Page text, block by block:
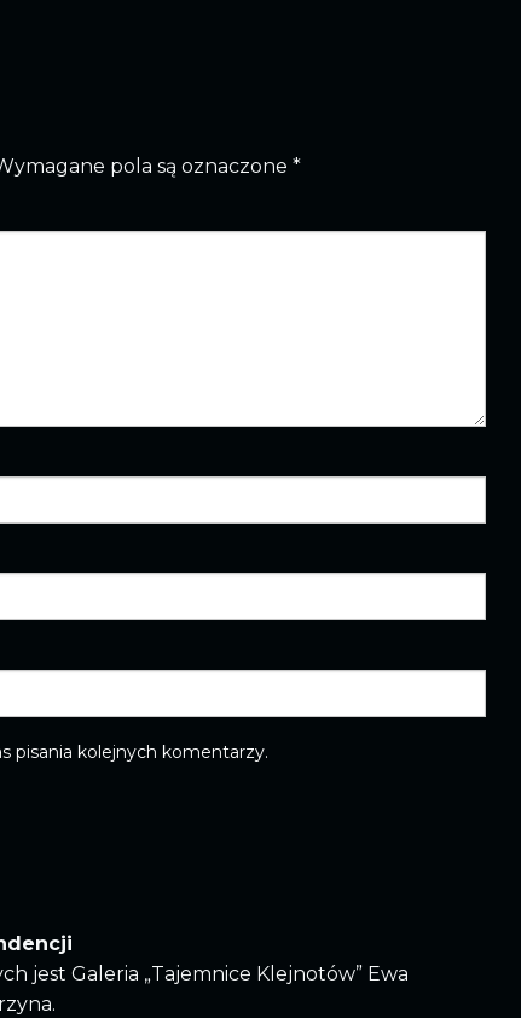
pola są oznaczone *
pisania kolejnych komentarzy.
jest Galeria „Tajemnice Klejnotów” Ewa